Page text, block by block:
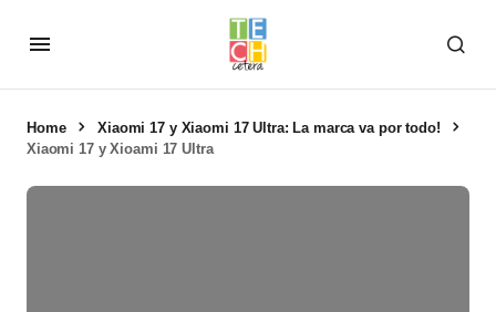
Home
Xiaomi 17 y Xiaomi 17 Ultra: La marca va por todo!
Xiaomi 17 y Xioami 17 Ultra